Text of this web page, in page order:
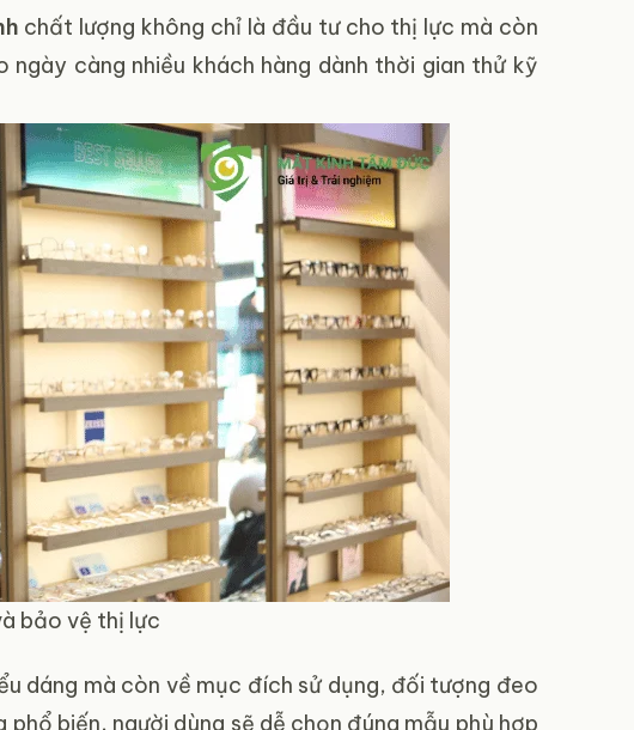
chất lượng không chỉ là đầu tư cho thị lực mà còn
càng nhiều khách hàng dành thời gian thử kỹ
bảo vệ thị lực
dáng mà còn về mục đích sử dụng, đối tượng đeo
biến, người dùng sẽ dễ chọn đúng mẫu phù hợp